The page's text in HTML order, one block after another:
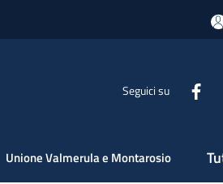
Seguici su
Unione Valmerula e Montarosio